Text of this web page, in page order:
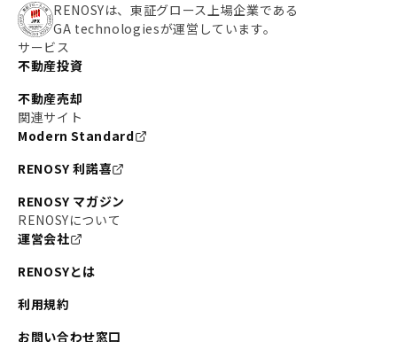
RENOSYは、東証グロース上場企業である
GA technologiesが運営しています。
サービス
不動産投資
不動産売却
関連サイト
Modern Standard
RENOSY 利諾喜
RENOSY マガジン
RENOSYについて
運営会社
RENOSYとは
利用規約
お問い合わせ窓口